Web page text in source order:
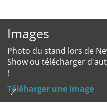
Images
Photo du stand lors de
Show ou télécharger
!
Téléharger une image